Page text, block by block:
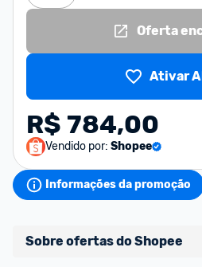
Oferta
Ativar
R$ 784,00
Vendido por: Shopee
Informações da promoção
Sobre ofertas do Shopee